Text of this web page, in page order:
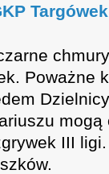
Targówek
Poważne
mogą
III